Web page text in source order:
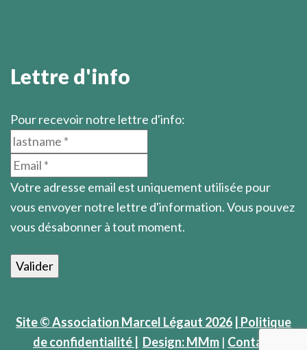
Lettre d'info
Pour recevoir notre lettre d'info:
Votre adresse email est uniquement utilisée pour
vous envoyer notre lettre d'information. Vous pouvez
vous désabonner à tout moment.
Site © Association Marcel Légaut 2026 | Politique
de confidentialité |
Design: MMm | Contact